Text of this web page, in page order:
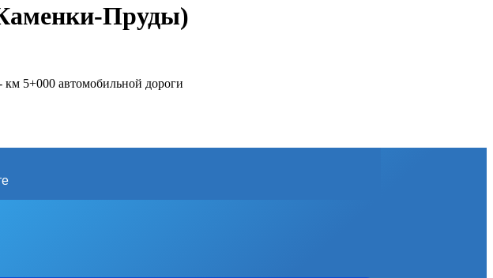
Пруды)
км 5+000 автомобильной дороги